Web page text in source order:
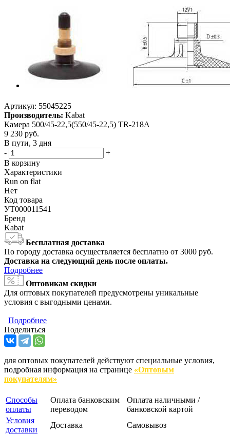
Артикул: 55045225
Производитель: Kabat
Камера 500/45-22,5(550/45-22,5) TR-218A
9 230 руб.
В пути, 3 дня
-
+
В корзину
Характеристики
Run on flat
Нет
Код товара
УТ000011541
Бренд
Kabat
Бесплатная доставка
По городу доставка осуществляется бесплатно от 3000 руб.
Доставка на следующий день после оплаты.
Подробнее
Оптовикам скидки
Для оптовых покупателей предусмотрены уникальные
условия с выгодными ценами.
Подробнее
Поделиться
для оптовых покупателей действуют специальные условия,
подробная информация на странице «Оптовым
покупателям»
Способы
оплаты
Оплата банковским
переводом
Оплата наличными /
банковской картой
Условия
доставки
Доставка Самовывоз